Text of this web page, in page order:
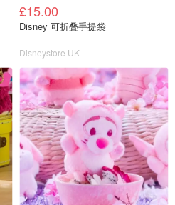
£15.00
Disney 可折叠手提袋
Disneystore UK